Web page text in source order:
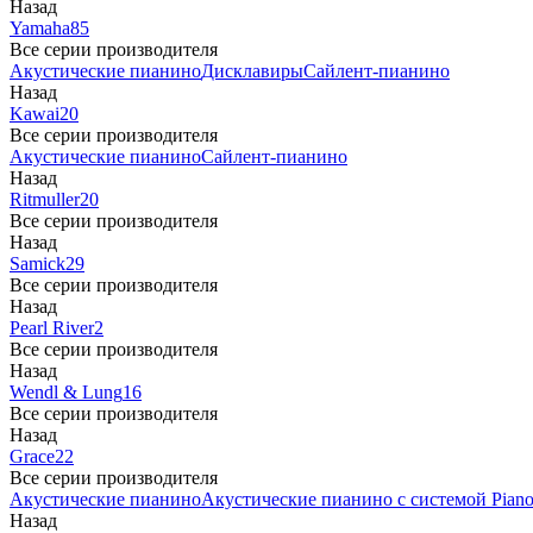
Назад
Yamaha85
Все серии производителя
Акустические пианиноДисклавирыСайлент-пианино
Назад
Kawai20
Все серии производителя
Акустические пианиноСайлент-пианино
Назад
Ritmuller20
Все серии производителя
Назад
Samick29
Все серии производителя
Назад
Pearl River2
Все серии производителя
Назад
Wendl & Lung16
Все серии производителя
Назад
Grace22
Все серии производителя
Акустические пианиноАкустические пианино с системой
Назад